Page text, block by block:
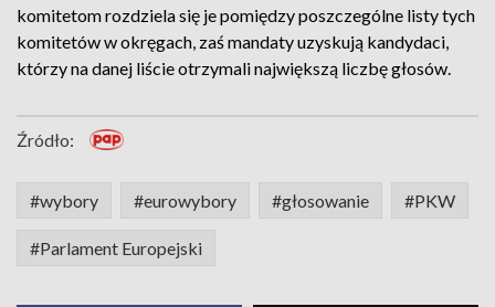
komitetom rozdziela się je pomiędzy poszczególne listy tych
komitetów w okręgach, zaś mandaty uzyskują kandydaci,
którzy na danej liście otrzymali największą liczbę głosów.
Źródło:
#wybory #eurowybory #głosowanie #PKW
#Parlament Europejski